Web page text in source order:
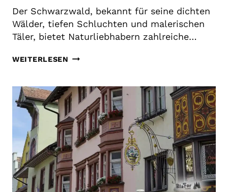
Der Schwarzwald, bekannt für seine dichten
Wälder, tiefen Schluchten und malerischen
Täler, bietet Naturliebhabern zahlreiche…
WEITERLESEN HÄNGEBRÜCKEN
SCHWINDELERREGENDE
AUSBLICKE